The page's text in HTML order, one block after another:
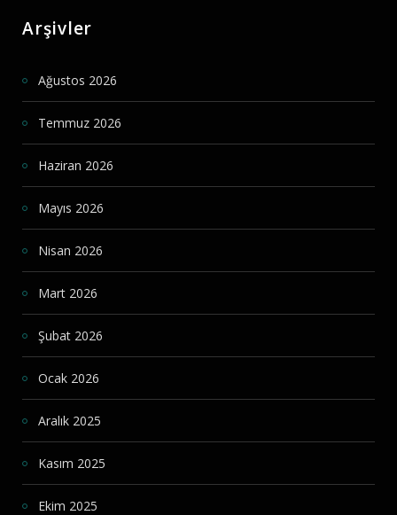
Arşivler
Ağustos 2026
Temmuz 2026
Haziran 2026
Mayıs 2026
Nisan 2026
Mart 2026
Şubat 2026
Ocak 2026
Aralık 2025
Kasım 2025
Ekim 2025